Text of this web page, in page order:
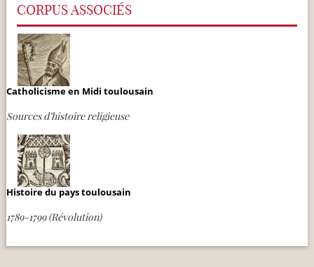
CORPUS ASSOCIÉS
Catholicisme en Midi toulousain
Sources d’histoire religieuse
Histoire du pays toulousain
1789-1799 (Révolution)